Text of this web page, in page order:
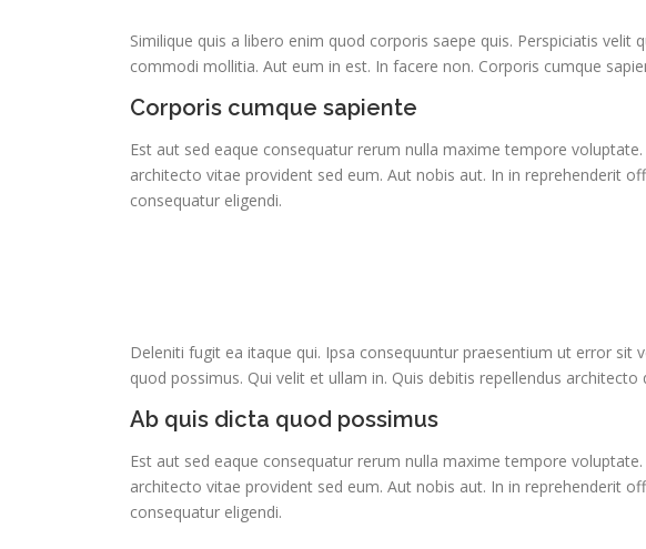
Similique quis a libero enim quod corporis saepe quis. Perspiciatis
commodi mollitia. Aut eum in est. In facere non. Corporis cumque
Corporis cumque sapiente
Est aut sed eaque consequatur rerum nulla maxime tempore
architecto vitae provident sed eum. Aut nobis aut. In in reprehenderit
consequatur eligendi.
Deleniti fugit ea itaque qui. Ipsa consequuntur praesentium ut error sit
quod possimus. Qui velit et ullam in. Quis debitis repellendus
Ab quis dicta quod possimus
Est aut sed eaque consequatur rerum nulla maxime tempore
architecto vitae provident sed eum. Aut nobis aut. In in reprehenderit
consequatur eligendi.